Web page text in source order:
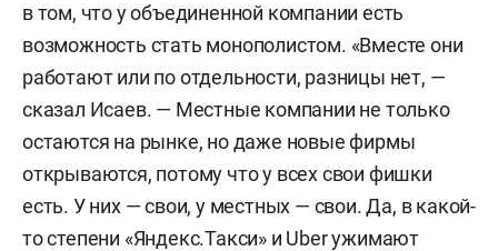
в том, что у объединенной компании есть
возможность стать монополистом. «Вместе они
работают или по отдельности, разницы нет, —
сказал Исаев. — Местные компании не только
остаются на рынке, но даже новые фирмы
открываются, потому что у всех свои фишки
есть. У них — свои, у местных — свои. Да, в какой-
то степени «Яндекс.Такси» и Uber ужимают